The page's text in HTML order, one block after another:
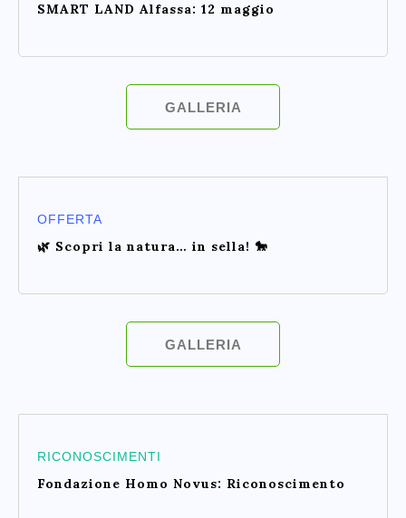
SMART LAND Alfassa: 12 maggio
GALLERIA
OFFERTA
🌿 Scopri la natura… in sella! 🐎
GALLERIA
RICONOSCIMENTI
Fondazione Homo Novus: Riconoscimento